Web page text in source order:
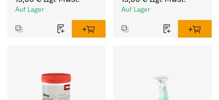
für Buntes, Weißes und
Auf Lager
für Buntes, Weißes und
Auf Lager